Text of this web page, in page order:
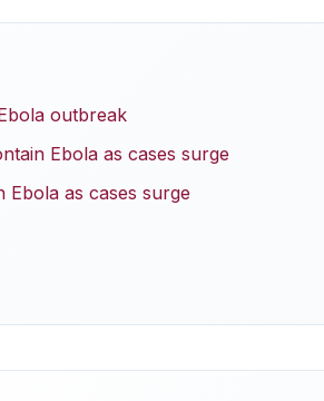
outbreak
Ebola as cases surge
as cases surge